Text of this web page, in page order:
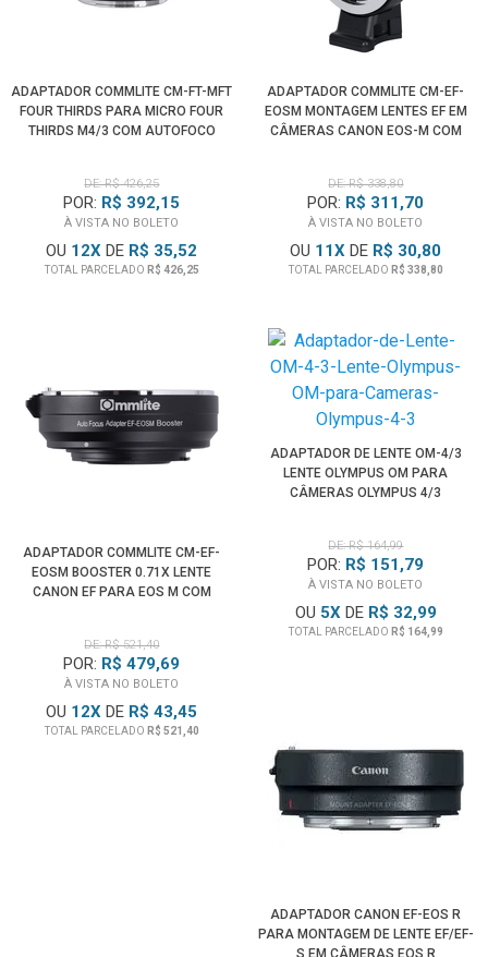
ADAPTADOR COMMLITE CM-FT-MFT
FOUR THIRDS PARA MICRO FOUR
THIRDS M4/3 COM AUTOFOCO
DE: R$ 426,25
POR: R$ 392,15
À VISTA NO BOLETO
OU 12X DE R$ 35,52
TOTAL PARCELADO R$ 426,25
ADAPTADOR COMMLITE CM-EF-
EOSM MONTAGEM LENTES EF EM
CÂMERAS CANON EOS-M COM
DE: R$ 338,80
POR: R$ 311,70
À VISTA NO BOLETO
OU 11X DE R$ 30,80
TOTAL PARCELADO R$ 338,80
ADAPTADOR COMMLITE CM-EF-
EOSM BOOSTER 0.71X LENTE
CANON EF PARA EOS M COM
DE: R$ 521,40
POR: R$ 479,69
À VISTA NO BOLETO
OU 12X DE R$ 43,45
TOTAL PARCELADO R$ 521,40
ADAPTADOR DE LENTE OM-4/3
LENTE OLYMPUS OM PARA
CÂMERAS OLYMPUS 4/3
DE: R$ 164,99
POR: R$ 151,79
À VISTA NO BOLETO
OU 5XDE R$ 32,99
TOTAL PARCELADO R$ 164,99
ADAPTADOR CANON EF-EOS R
PARA MONTAGEM DE LENTE EF/EF-
S EM CÂMERAS EOS R